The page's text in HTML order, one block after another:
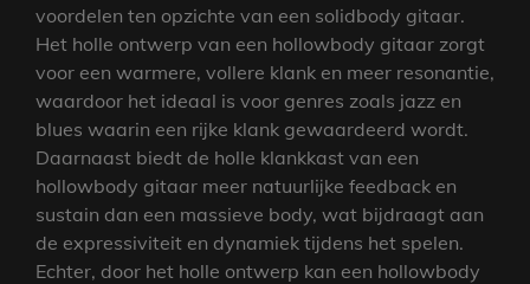
voordelen ten opzichte van een solidbody gitaar.
Het holle ontwerp van een hollowbody gitaar zorgt
voor een warmere, vollere klank en meer resonantie,
waardoor het ideaal is voor genres zoals jazz en
blues waarin een rijke klank gewaardeerd wordt.
Daarnaast biedt de holle klankkast van een
hollowbody gitaar meer natuurlijke feedback en
sustain dan een massieve body, wat bijdraagt aan
de expressiviteit en dynamiek tijdens het spelen.
Echter, door het holle ontwerp kan een hollowbody